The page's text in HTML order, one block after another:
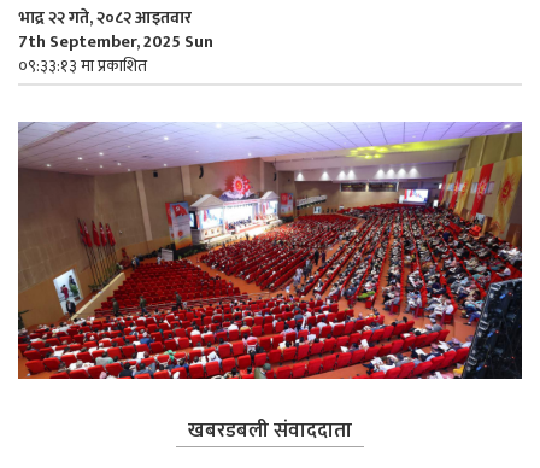
भाद्र २२ गते, २०८२ आइतवार
7th September, 2025 Sun
०९:३३:१३ मा प्रकाशित
खबरडबली संवाददाता